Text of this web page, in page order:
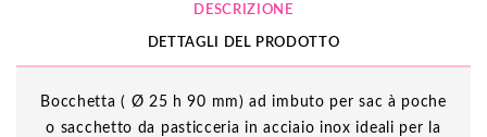
DESCRIZIONE
DETTAGLI DEL PRODOTTO
Bocchetta ( Ø 25 h 90 mm) ad imbuto per sac à poche
o sacchetto da pasticceria in acciaio inox ideali per la